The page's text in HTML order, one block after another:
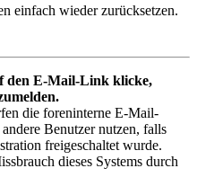
einfach wieder zurücksetzen.
den E-Mail-Link klicke,
die foreninterne E-Mail-
Benutzer nutzen, falls
freigeschaltet wurde.
dieses Systems durch